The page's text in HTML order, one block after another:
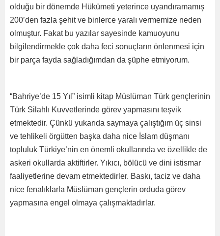
olduğu bir dönemde Hükümeti yeterince uyandıramamış
200’den fazla şehit ve binlerce yaralı vermemize neden
olmuştur. Fakat bu yazılar sayesinde kamuoyunu
bilgilendirmekle çok daha feci sonuçların önlenmesi için
bir parça fayda sağladığımdan da şüphe etmiyorum.
“Bahriye’de 15 Yıl” isimli kitap Müslüman Türk gençlerinin
Türk Silahlı Kuvvetlerinde görev yapmasını teşvik
etmektedir. Çünkü yukarıda saymaya çalıştığım üç sinsi
ve tehlikeli örgütten başka daha nice İslam düşmanı
topluluk Türkiye’nin en önemli okullarında ve özellikle de
askeri okullarda aktiftirler. Yıkıcı, bölücü ve dini istismar
faaliyetlerine devam etmektedirler. Baskı, taciz ve daha
nice fenalıklarla Müslüman gençlerin orduda görev
yapmasına engel olmaya çalışmaktadırlar.